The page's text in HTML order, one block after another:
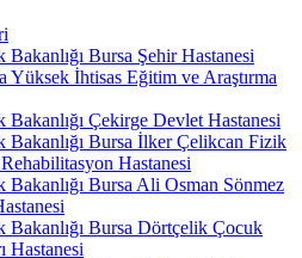
Bakanlığı Bursa Şehir Hastanesi
Yüksek İhtisas Eğitim ve Araştırma
Bakanlığı Çekirge Devlet Hastanesi
Bakanlığı Bursa İlker Çelikcan Fizik
Hastanesi
Bakanlığı Bursa Ali Osman Sönmez
Bakanlığı Bursa Dörtçelik Çocuk
Hastanesi